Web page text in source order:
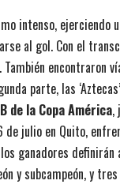
intenso, ejerciendo
al gol. Con el
encontraron
parte, las
de la Copa América,
julio en Quito,
ganadores
y subcampeón, y